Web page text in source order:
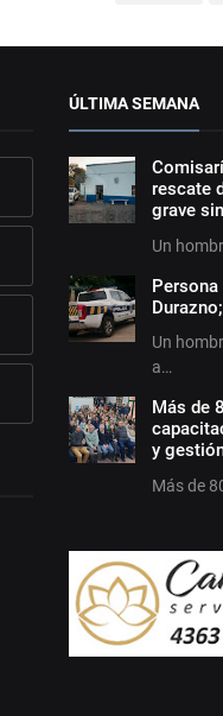
ÚLTIMA SEMANA
rescate
grave
Un
Un
a…
Más de
y
Más de